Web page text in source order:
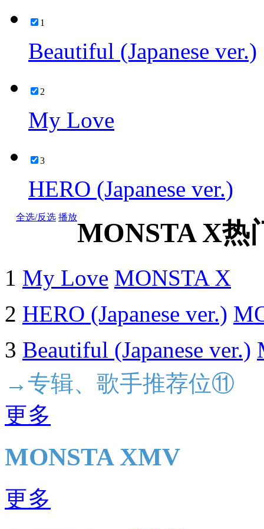
1
Beautiful (Japanese ver.)
2
My Love
3
HERO (Japanese ver.)
全选/反选 播放
MONSTA X热
1 My Love MONSTA X
2 HERO (Japanese ver.)
3 Beautiful (Japanese ver.)
→专辑、歌手推荐位⑪
更多
MONSTA XMV
更多